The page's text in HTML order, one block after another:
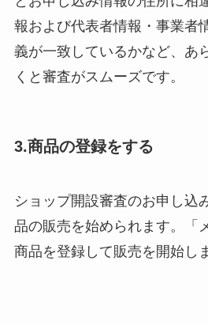
報および代表者情報・事業者
義が一致しているかなど、あ
くと審査がスムーズです。
3.商品の登録をする
ショップ開設審査のお申し込
品の販売を始められます。「
商品を登録して販売を開始し